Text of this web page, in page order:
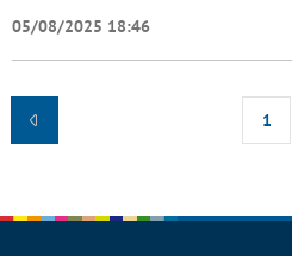
05/08/2025 18:46
1